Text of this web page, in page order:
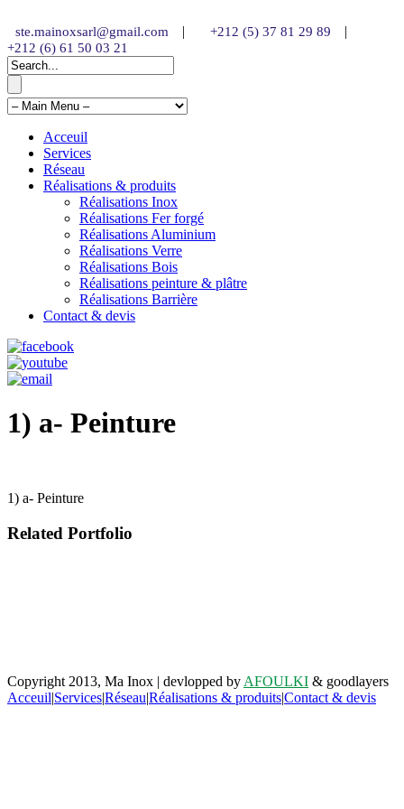
ste.mainoxsarl@gmail.com | +212 (5) 37 81 29 89 |
+212 (6) 61 50 03 21
Acceuil
Services
Réseau
Réalisations & produits
Réalisations Inox
Réalisations Fer forgé
Réalisations Aluminium
Réalisations Verre
Réalisations Bois
Réalisations peinture & plâtre
Réalisations Barrière
Contact & devis
1) a- Peinture
1) a- Peinture
Related Portfolio
Copyright 2013, Ma Inox | devlopped by AFOULKI & goodlayers
Acceuil|Services|Réseau|Réalisations & produits|Contact & devis